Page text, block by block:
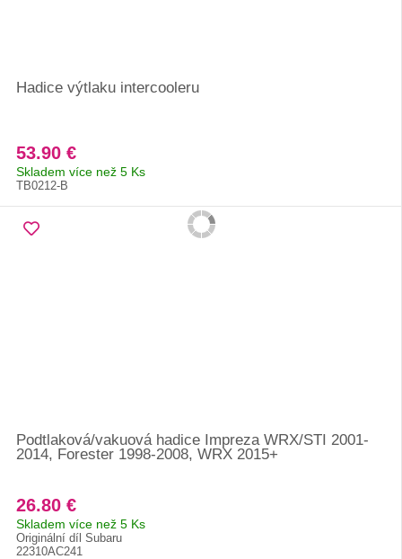
Hadice výtlaku intercooleru
53.90 €
Skladem více než 5 Ks
TB0212-B
Podtlaková/vakuová hadice Impreza WRX/STI 2001-
2014, Forester 1998-2008, WRX 2015+
26.80 €
Skladem více než 5 Ks
Originální díl Subaru
22310AC241